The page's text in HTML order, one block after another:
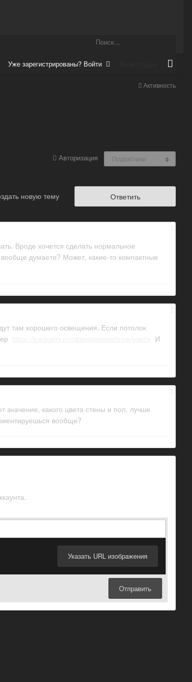
Уже зарегистрированы? Войти
Активность
Авторизация Подписчики 0
Ответить
новую тему
Вроде хочется сделать нормальное
думаете? Может, какие-то компактные
там хорошего освещения. Если потолок
И
какого цвета стены и пол, лучше
вообще?
Указать URL изображения
Отправить